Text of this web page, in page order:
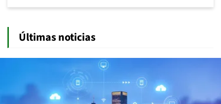
Últimas noticias